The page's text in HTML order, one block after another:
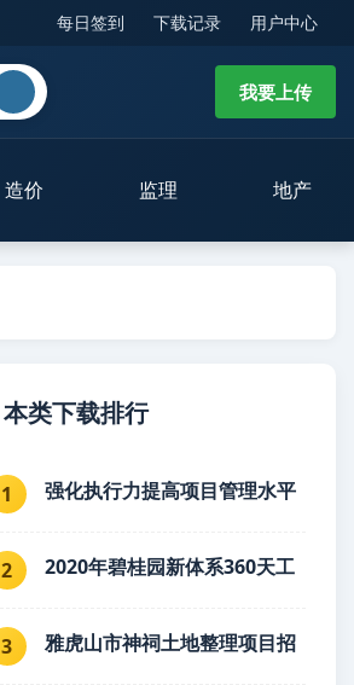
每日签到 下载记录 用户中心
我要上传
造价 监理 地产
本类下载排行
1 强化执行力提高项目管理水平
2 2020年碧桂园新体系360天工
3 雅虎山市神祠土地整理项目招